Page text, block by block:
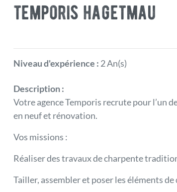
temporis hagetmau
Niveau d'expérience : 2 An(s)
Description :
Votre agence Temporis recrute pour l’un
en neuf et rénovation.
Vos missions :
Réaliser des travaux de charpente
Tailler, assembler et poser les éléments